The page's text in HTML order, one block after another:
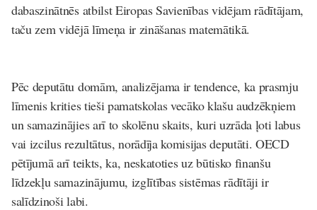
dabaszinātnēs atbilst Eiropas Savienības vidējam rādītājam,
taču zem vidējā līmeņa ir zināšanas matemātikā.
Pēc deputātu domām, analizējama ir tendence, ka prasmju
līmenis krities tieši pamatskolas vecāko klašu audzēkņiem
un samazinājies arī to skolēnu skaits, kuri uzrāda ļoti labus
vai izcilus rezultātus, norādīja komisijas deputāti. OECD
pētījumā arī teikts, ka, neskatoties uz būtisko finanšu
līdzekļu samazinājumu, izglītības sistēmas rādītāji ir
salīdzinoši labi.